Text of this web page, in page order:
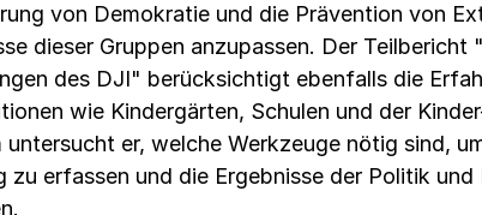
von Demokratie und die Prävention von
dieser Gruppen anzupassen. Der Teilbericht
des DJI" berücksichtigt ebenfalls die
wie Kindergärten, Schulen und der
er, welche Werkzeuge nötig sind,
zu erfassen und die Ergebnisse der Politik